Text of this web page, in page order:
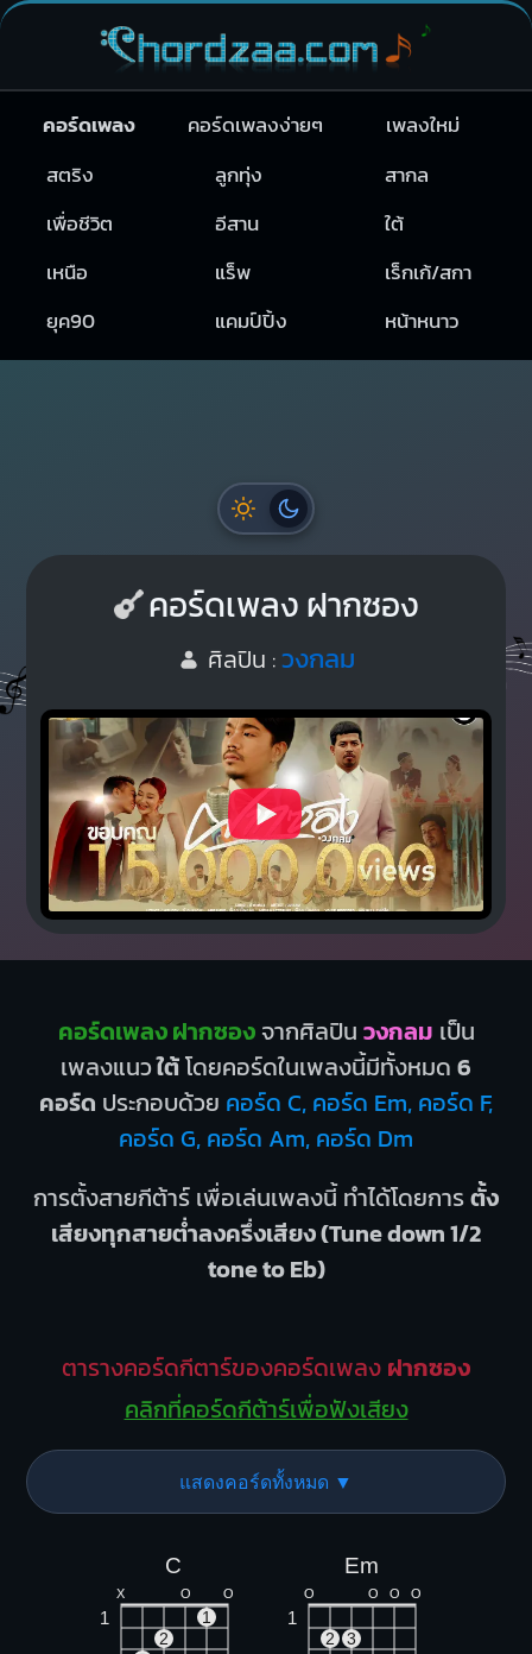
คอร์ดเพลง คอร์ดเพลงง่ายๆ
เพลงใหม่
สตริง
ลูกทุ่ง
สากล
เพื่อชีวิต
อีสาน
ใต้
เหนือ
แร็พ
เร็กเก้/สกา
ยุค90
แคมป์ปิ้ง หน้าหนาว
คอร์ดเพลง ฝากซอง
ศิลปิน :วงกลม
คอร์ดเพลง ฝากซองจากศิลปิน วงกลม เป็น
เพลงแนวใต้โดยคอร์ดในเพลงนี้มีทั้งหมด 6
คอร์ด ประกอบด้วย คอร์ด C, คอร์ด Em, คอร์ด F,
คอร์ด G, คอร์ด Am, คอร์ด Dm
การตั้งสายกีต้าร์ เพื่อเล่นเพลงนี้ ทำได้โดยการตั้ง
เสียงทุกสายต่ำลงครึ่งเสียง (Tune down 1/2
tone to Eb)
ตารางคอร์ดกีตาร์ของคอร์ดเพลง ฝากซอง
คลิกที่คอร์ดกีต้าร์เพื่อฟังเสียง
แสดงคอร์ดทั้งหมด ▼
C
X O O
1
1
2
Em
O O O O
1
2 3